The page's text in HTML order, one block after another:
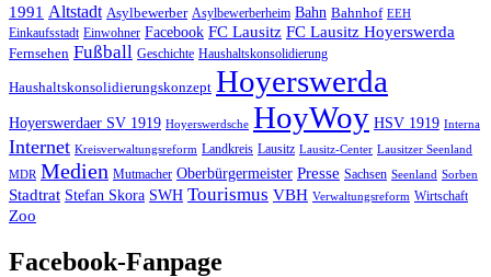
1991 Altstadt Asylbewerber Asylbewerberheim Bahn Bahnhof EEH
Einkaufsstadt Einwohner Facebook FC Lausitz FC Lausitz Hoyerswerda
Fernsehen Fußball Geschichte Haushaltskonsolidierung
Haushaltskonsolidierungskonzept Hoyerswerda
Hoyerswerdaer SV 1919 Hoyerswerdsche HoyWoy HSV 1919 Interna
Internet Kreisverwaltungsreform Landkreis Lausitz Lausitz-Center Lausitzer Seenland
MDR Medien Mutmacher Oberbürgermeister Presse Sachsen Seenland Sorben
Stadtrat Stefan Skora SWH Tourismus VBH Verwaltungsreform Wirtschaft
Zoo
Facebook-Fanpage